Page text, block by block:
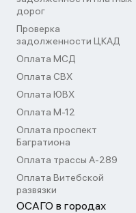
дорог
Проверка
задолженности ЦКАД
Оплата МСД
Оплата СВХ
Оплата ЮВХ
Оплата М-12
Оплата проспект
Багратиона
Оплата трассы А-289
Оплата Витебской
развязки
ОСАГО в городах